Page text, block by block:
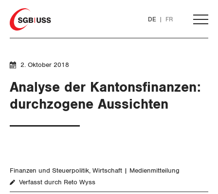
Home
DE FR
THEMEN
Flankierende Massnahmen und
Personenfreizügigkeit
Finanzen und Steuerpolitik
2. Oktober 2018
Analyse der Kantonsfinanzen:
durchzogene Aussichten
Finanzen und Steuerpolitik Wirtschaft
Medienmitteilung
Verfasst durch Reto Wyss